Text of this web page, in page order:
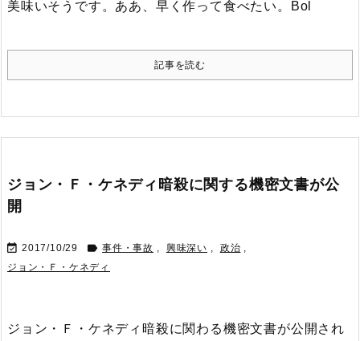
美味いそうです。ああ、早く作って食べたい。
Bol
記事を読む
ジョン・Ｆ・ケネディ暗殺に関する機密文書が公
開
 2017/10/29  事件・事故 , 興味深い , 政治 ,
ジョン・Ｆ・ケネディ
ジョン・Ｆ・ケネディ暗殺に関わる機密文書が公開され